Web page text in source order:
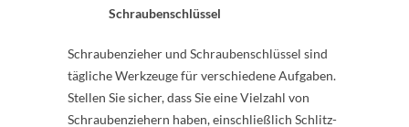
Schraubenschlüssel
Schraubenzieher und Schraubenschlüssel sind
tägliche Werkzeuge für verschiedene Aufgaben.
Stellen Sie sicher, dass Sie eine Vielzahl von
Schraubenziehern haben, einschließlich Schlitz-